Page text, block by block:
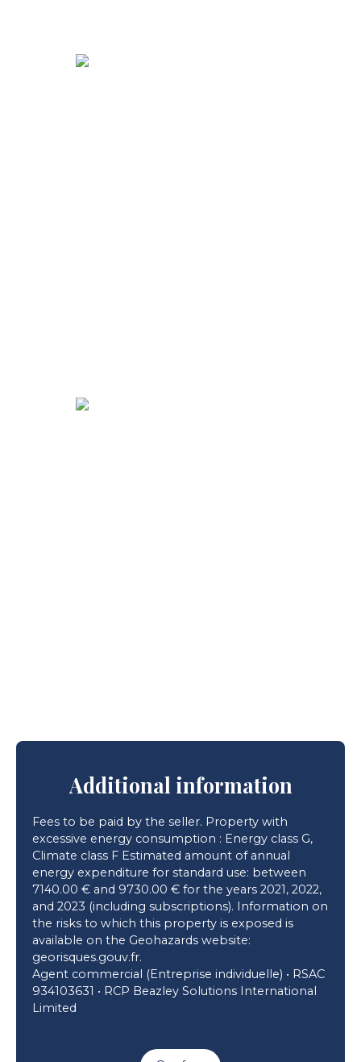
Additional information
Fees to be paid by the seller. Property with
excessive energy consumption : Energy class G,
Climate class F Estimated amount of annual
energy expenditure for standard use: between
7140.00 € and 9730.00 € for the years 2021, 2022,
and 2023 (including subscriptions). Information on
the risks to which this property is exposed is
available on the Geohazards website:
georisques.gouv.fr.
Agent commercial (Entreprise individuelle) • RSAC
934103631 • RCP Beazley Solutions International
Limited